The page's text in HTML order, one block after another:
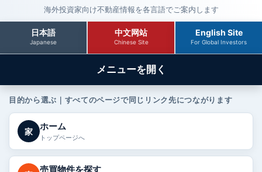
海外投資家向け不動産情報を各言語でご案内します
日本語
Japanese
中文网站
Chinese Site
English Site
For Global Investors
メニューを開く
目的から選ぶ｜すべてのページで同じリンク先につながります
家 ホーム
トップページへ
売買物件を探す